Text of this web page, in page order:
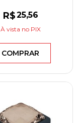
R$25,56
À vista no PIX
COMPRAR